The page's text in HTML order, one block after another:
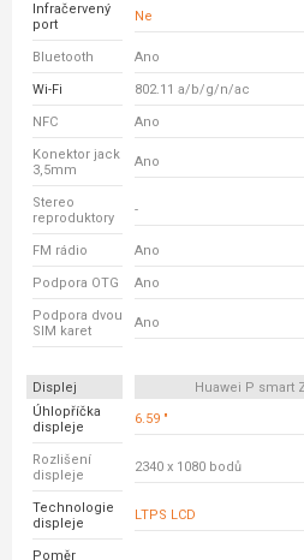
Infračervený
port
Ne
Bluetooth Ano
Wi-Fi 802.11 a/b/g/n/ac
NFC Ano
Konektor jack
3,5mm
Ano
Stereo
reproduktory
-
FM rádio Ano
Podpora OTG Ano
Podpora dvou
SIM karet
Ano
Displej Huawei P smart
Úhlopříčka
displeje
6.59 "
Rozlišení
displeje
2340 x 1080 bodů
Technologie
displeje
LTPS LCD
Poměr